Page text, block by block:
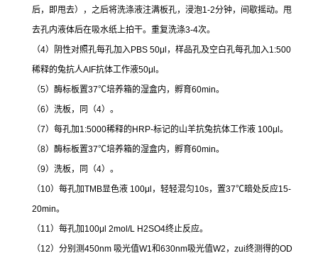
后，即甩去），之后将洗涤液注满板孔，浸泡1-2分钟，间歇摇动。甩
去孔内液体后在吸水纸上拍干。重复洗涤3-4次。
（4）阴性对照孔每孔加入PBS 50μl ，样品孔及空白孔每孔加入1:500
稀释的兔抗人AIF抗体工作液50μl 。
（5）酶标板置37℃培养箱的湿盒内，孵育60min。
（6）洗板，同（4）。
（7）每孔加 1:5000稀释的HRP-标记的山羊抗兔抗体工作液 100μl 。
（8）酶标板置37℃培养箱的湿盒内，孵育60min。
（9）洗板，同（4）。
（10）每孔加TMB显色液 100μl ，轻轻混匀10s，置37℃暗处反应15-
20min。
（11）每孔加 100μl 2mol/L H2SO4终止反应。
（12）分别测450nm 吸光值W1和630nm吸光值W2 ， zui终测得的OD